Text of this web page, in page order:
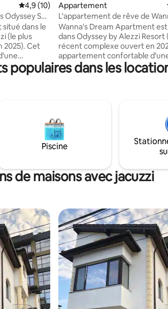
: 4,95 sur 5
Évaluation moyenne sur la base de 10
4,9 (10)
Spa
situé dans le
(le plus
2025). Cet
pour
La
SPAet à
aux piscines
* Wifi
sur nous ! *
Appartement
L'appartement de rêve de
Odyssey SpaPool-parking
Wanna's Dream Apartment
dans Odyssey by Alezzi Resort
récent complexe ouvert en
appartement confortable
chambre propose un
4 adultes ou 2 adultes et 2
distance de marche de la
restaurants. * Accès gratuit au
l'aire de jeux * Accès gratuit aux
toute l'année et à l'espace
et parking gratuits * Café/eau
populaires dans les
Piscine
de maisons avec jacuzzi